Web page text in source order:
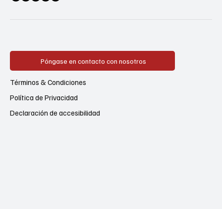
Póngase en contacto con nosotros
Política de Privacidad
Términos & Condiciones
Declaración de accesibilidad